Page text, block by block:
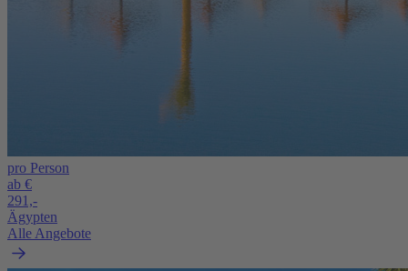
pro Person
ab €
291,-
Ägypten
Alle Angebote